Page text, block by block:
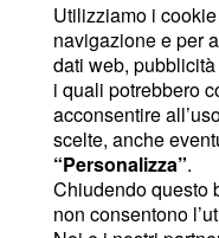
Il Paradiso
confessa
Utilizziamo i
navigazione e per
dati web,
i quali potrebbero
acconsentire
scelte, anche
“Personalizza”.
Chiudendo questo
non consentono